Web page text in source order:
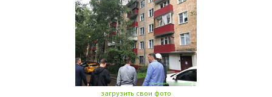
загрузить свои фото